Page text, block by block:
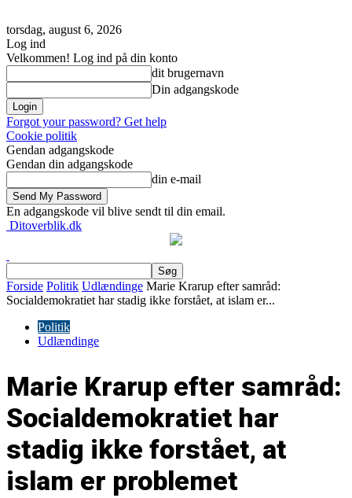
torsdag, august 6, 2026
Log ind
Velkommen! Log ind på din konto
dit brugernavn
Din adgangskode
Forgot your password? Get help
Cookie politik
Gendan adgangskode
Gendan din adgangskode
din e-mail
En adgangskode vil blive sendt til din email.
Ditoverblik.dk
Forside Politik Udlændinge Marie Krarup efter samråd:
Socialdemokratiet har stadig ikke forstået, at islam er...
Politik
Udlændinge
Marie Krarup efter samråd:
Socialdemokratiet har
stadig ikke forstået, at
islam er problemet